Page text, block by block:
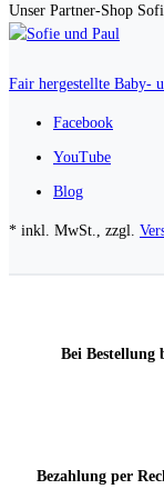
Unser Partner-Shop
Fair hergestellte Baby-
Facebook
YouTube
Blog
* inkl. MwSt., zzgl.
Bei Bestellung
Bezahlung per